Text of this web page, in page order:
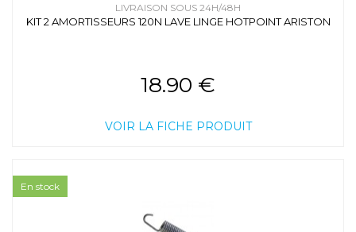
LIVRAISON SOUS 24H/48H
KIT 2 AMORTISSEURS 120N LAVE LINGE HOTPOINT ARISTON
18.90 €
VOIR LA FICHE PRODUIT
En stock